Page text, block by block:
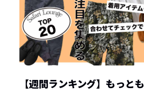
【週間ランキング】もっとも